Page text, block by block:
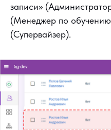
записи»
(Менеджер по
(Супервайзер).